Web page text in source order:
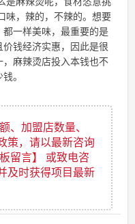
味，辣的，不辣的。想要
一样美味，最重要的是
钱经济实惠，因此是很
麻辣烫店投入本钱也不
。
、加盟店数量、
策，请以最新咨询
留言】 或致电咨
及时获得项目最新